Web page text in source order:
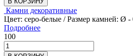
Камни декоративные
Цвет: серо-белые / Размер камней: Ø -
Подробнее
100